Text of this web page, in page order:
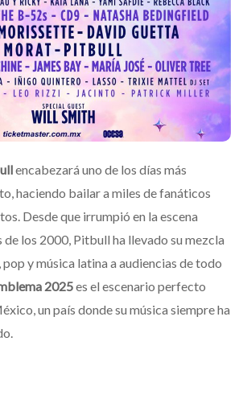
encabezará uno de los días más
haciendo bailar a miles de fanáticos
Desde que irrumpió en la escena
los 2000, Pitbull ha llevado su mezcla
y música latina a audiencias de todo
2025es el escenario perfecto
un país donde su música siempre ha